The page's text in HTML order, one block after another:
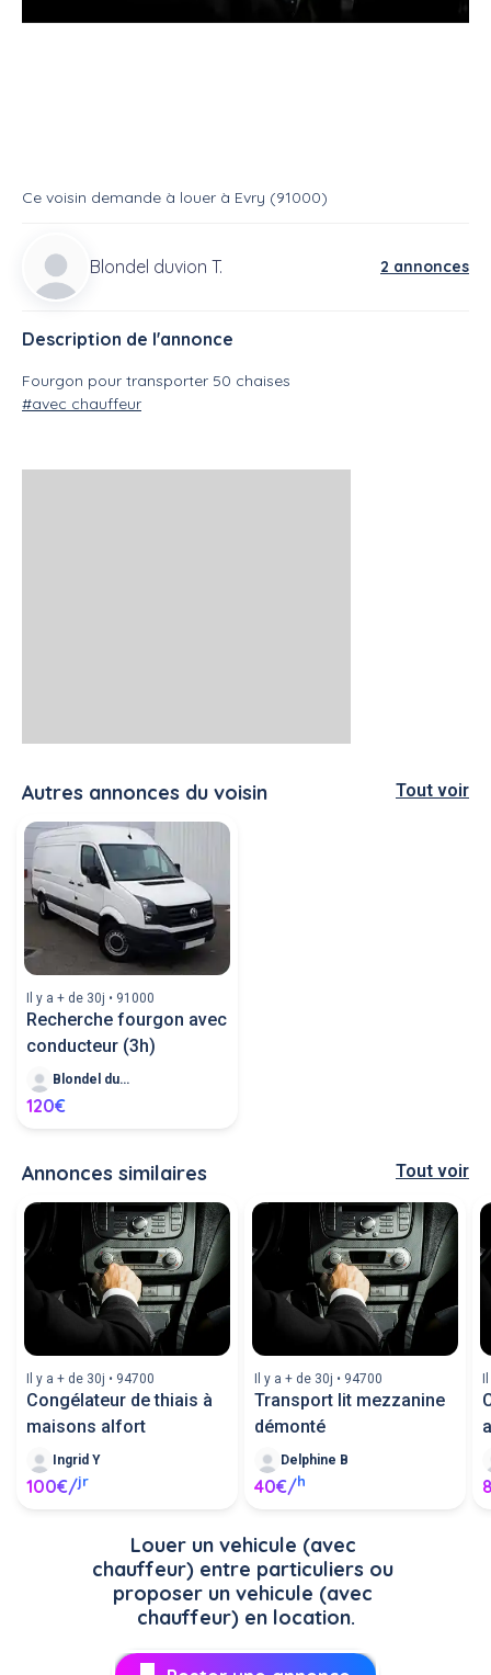
Ce voisin demande à louer à Evry (91000)
Blondel duvion T. 2 annonces
Description de l'annonce
Fourgon pour transporter 50 chaises
#avec chauffeur
Autres annonces du voisin Tout voir
Il y a + de 30j • 91000
Recherche fourgon avec
conducteur (3h)
Blondel duvion T
120€
Annonces similaires Tout voir
Il y a + de 30j • 94700
Congélateur de thiais à
maisons alfort
Ingrid Y
100€/jr
Il y a + de 30j • 94700
Transport lit mezzanine
démonté
Delphine B
40€/h
Il
Louer un vehicule (avec
chauffeur) entre particuliers ou
proposer un vehicule (avec
chauffeur) en location.